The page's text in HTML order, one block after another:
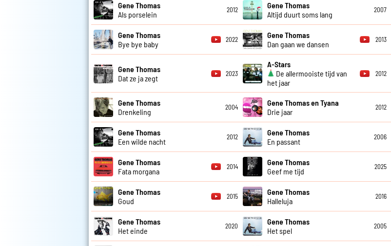
Gene Thomas
Als porselein
2012
Gene Thomas
Altijd duurt soms lang
2007
Gene Thomas
Bye bye baby
2022
Gene Thomas
Dan gaan we dansen
2013
Gene Thomas
Dat ze ja zegt
2023
A-Stars
De allermooiste tijd van
het jaar
2012
Gene Thomas
Drenkeling
2004
Gene Thomas en Tyana
Drie jaar
2012
Gene Thomas
Een wilde nacht
2012
Gene Thomas
En passant
2006
Gene Thomas
Fata morgana
2014
Gene Thomas
Geef me tijd
2025
Gene Thomas
Goud
2015
Gene Thomas
Halleluja
2016
Gene Thomas
Het einde
2020
Gene Thomas
Het spel
2005